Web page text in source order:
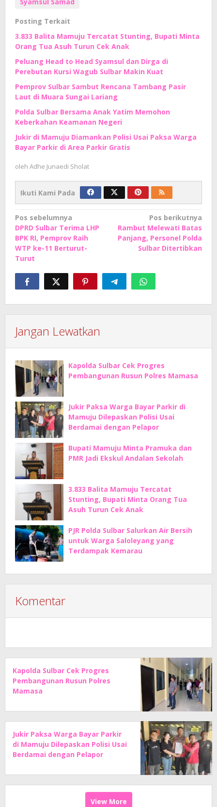
Syamsul Samad
Posting Terkait
3.833 Balita Mamuju Tercatat Stunting, Bupati Minta
Orang Tua Asuh Turun Cek Anak
Peluang Head to Head Syamsul dan Dirga di
Perebutan Kursi Wagub Sulbar Makin Kuat
Pemprov Sulbar Sambut Rencana Tambang Pasir
Laut di Muara Sungai Lariang
Polda Sulbar Bersama Anak Yatim Memohon
Keberkahan Keamanan Negeri
Jukir di Mamuju Diamankan Polisi Usai Paksa Warga
Bayar Parkir di Area Parkir Gratis
oleh Adhe Junaedi Sholat
Ikuti Kami Pada
Navigasi
pos
Pos sebelumnya
DPRD Sulbar Terima LHP
BPK RI, Pemprov Raih
WTP ke-11 Berturut-
Turut
Pos berikutnya
Rambut Melewati Batas
Panjang, Personel Polda
Sulbar Ditertibkan
Jangan Lewatkan
Kapolda Sulbar Cek Progres
Pembangunan Rusun Polres Mamasa
Jukir Paksa Warga Bayar Parkir di
Mamuju Dilepaskan Polisi Usai
Berdamai dengan Pelapor
Bupati Mamuju Minta Pramuka dan
PMR Jadi Ekskul Andalan Sekolah
3.833 Balita Mamuju Tercatat
Stunting, Bupati Minta Orang Tua
Asuh Turun Cek Anak
PJR Polda Sulbar Salurkan Air Bersih
untuk Warga Saloleyang yang
Terdampak Kemarau
Komentar
Kapolda Sulbar Cek Progres
Pembangunan Rusun Polres
Mamasa
Jukir Paksa Warga Bayar Parkir
di Mamuju Dilepaskan Polisi Usai
Berdamai dengan Pelapor
View More